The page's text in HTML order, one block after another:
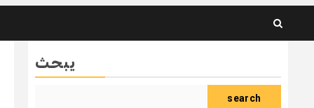
يبحث
search